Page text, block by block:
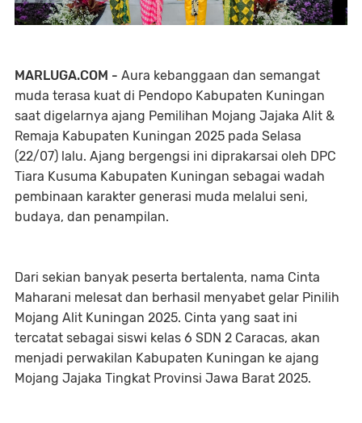
MARLUGA.COM - Aura kebanggaan dan semangat
muda terasa kuat di Pendopo Kabupaten Kuningan
saat digelarnya ajang Pemilihan Mojang Jajaka Alit &
Remaja Kabupaten Kuningan 2025 pada Selasa
(22/07) lalu. Ajang bergengsi ini diprakarsai oleh DPC
Tiara Kusuma Kabupaten Kuningan sebagai wadah
pembinaan karakter generasi muda melalui seni,
budaya, dan penampilan.
Dari sekian banyak peserta bertalenta, nama Cinta
Maharani melesat dan berhasil menyabet gelar Pinilih
Mojang Alit Kuningan 2025. Cinta yang saat ini
tercatat sebagai siswi kelas 6 SDN 2 Caracas, akan
menjadi perwakilan Kabupaten Kuningan ke ajang
Mojang Jajaka Tingkat Provinsi Jawa Barat 2025.